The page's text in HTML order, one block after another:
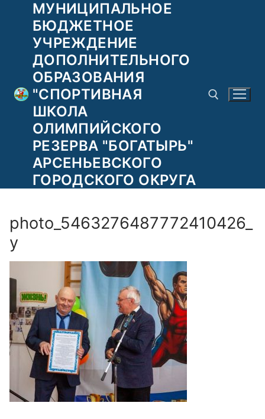
Перейти
содержимому
МУНИЦИПАЛЬНОЕ
БЮДЖЕТНОЕ
УЧРЕЖДЕНИЕ
ДОПОЛНИТЕЛЬНОГО
ОБРАЗОВАНИЯ
"СПОРТИВНАЯ
ШКОЛА
ОЛИМПИЙСКОГО
РЕЗЕРВА "БОГАТЫРЬ"
АРСЕНЬЕВСКОГО
ГОРОДСКОГО ОКРУГА
Найти:
photo_5463276487772410426_
y